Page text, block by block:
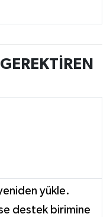
yükle.
destek birimine